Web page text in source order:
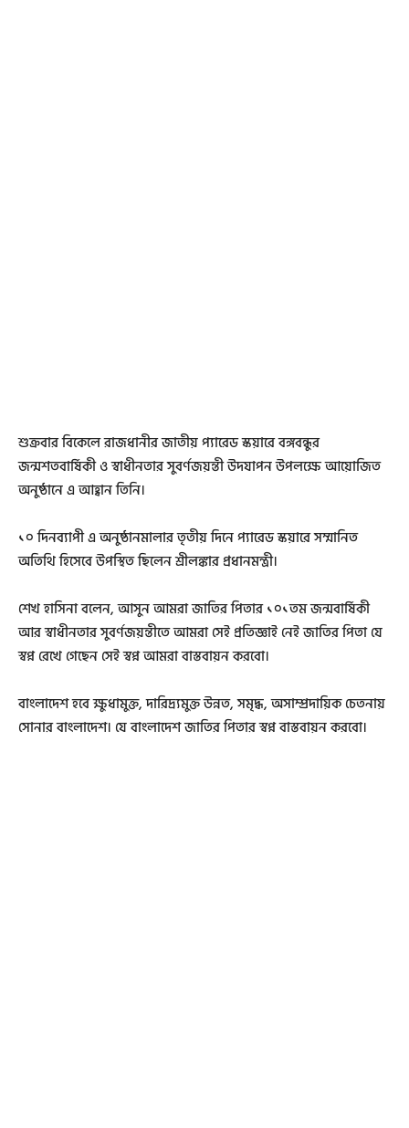
শুক্রবার বিকেলে রাজধানীর জাতীয় প্যারেড স্কয়ারে বঙ্গবন্ধুর
জন্মশতবার্ষিকী ও স্বাধীনতার সুবর্ণজয়ন্তী উদযাপন উপলক্ষে আয়োজিত
অনুষ্ঠানে এ আহ্বান তিনি।
১০ দিনব্যাপী এ অনুষ্ঠানমালার তৃতীয় দিনে প্যারেড স্কয়ারে সম্মানিত
অতিথি হিসেবে উপস্থিত ছিলেন শ্রীলঙ্কার প্রধানমন্ত্রী।
শেখ হাসিনা বলেন, আসুন আমরা জাতির পিতার ১০১তম জন্মবার্ষিকী
আর স্বাধীনতার সুবর্ণজয়ন্তীতে আমরা সেই প্রতিজ্ঞাই নেই জাতির পিতা যে
স্বপ্ন রেখে গেছেন সেই স্বপ্ন আমরা বাস্তবায়ন করবো।
বাংলাদেশ হবে ক্ষুধামুক্ত, দারিদ্র্যমুক্ত উন্নত, সমৃদ্ধ, অসাম্প্রদায়িক চেতনায়
সোনার বাংলাদেশ। যে বাংলাদেশ জাতির পিতার স্বপ্ন বাস্তবায়ন করবো।